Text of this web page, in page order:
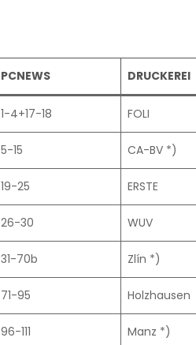
PCNEWS DRUCKEREI
1-4+17-18 FOLI
5-15 CA-BV *)
19-25 ERSTE
26-30 WUV
31-70b Zlín *)
71-95 Holzhausen
96-111 Manz *)